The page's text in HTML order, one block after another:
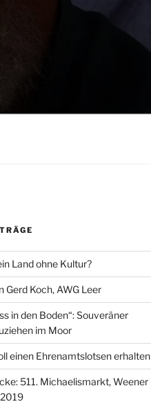
Land ohne Kultur?
Gerd Koch, AWG Leer
in den Boden“: Souveräner
im Moor
einen Ehrenamtslotsen erhalten
511. Michaelismarkt, Weener